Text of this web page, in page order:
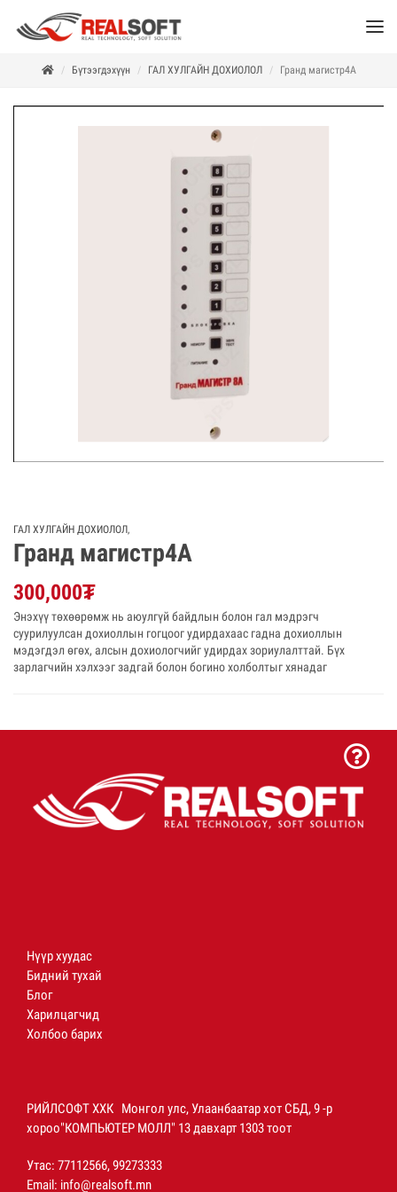
Бүтээгдэхүүн ГАЛ ХУЛГАЙН ДОХИОЛОЛ Гранд магистр4A
ГАЛ ХУЛГАЙН ДОХИОЛОЛ,
Гранд магистр4A
300,000₮
Энэхүү төхөөрөмж нь аюулгүй байдлын болон гал мэдрэгч
суурилуулсан дохиоллын гогцоог удирдахаас гадна дохиоллын
мэдэгдэл өгөх, алсын дохиологчийг удирдах зориулалттай. Бүх
зарлагчийн хэлхээг задгай болон богино холболтыг хянадаг
Нүүр хуудас
Бидний тухай
Блог
Харилцагчид
Холбоо барих
РИЙЛСОФТ ХХК Монгол улс, Улаанбаатар хот СБД, 9 -р
хороо"КОМПЬЮТЕР МОЛЛ" 13 давхарт 1303 тоот
Утас: 77112566, 99273333
Email: info@realsoft.mn